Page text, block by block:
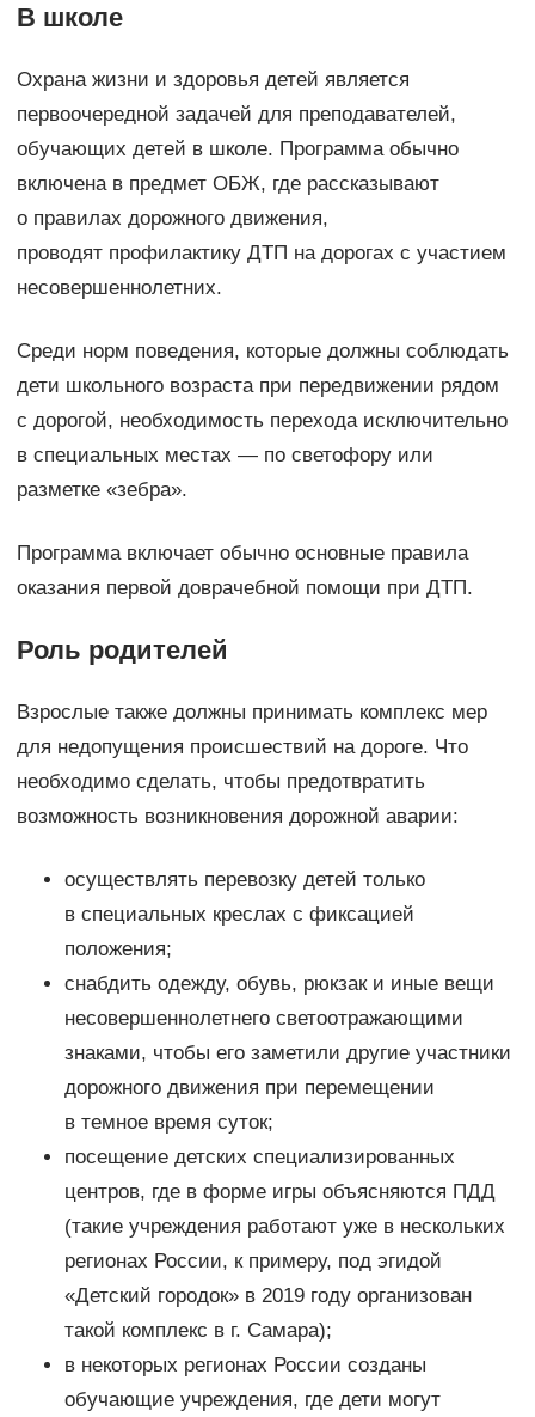
В школе
Охрана жизни и здоровья детей является
первоочередной задачей для преподавателей,
обучающих детей в школе. Программа обычно
включена в предмет ОБЖ, где рассказывают
о правилах дорожного движения,
проводят профилактику ДТП на дорогах с участием
несовершеннолетних.
Среди норм поведения, которые должны соблюдать
дети школьного возраста при передвижении рядом
с дорогой, необходимость перехода исключительно
в специальных местах — по светофору или
разметке «зебра».
Программа включает обычно основные правила
оказания первой доврачебной помощи при ДТП.
Роль родителей
Взрослые также должны принимать комплекс мер
для недопущения происшествий на дороге. Что
необходимо сделать, чтобы предотвратить
возможность возникновения дорожной аварии:
осуществлять перевозку детей только
в специальных креслах с фиксацией
положения;
снабдить одежду, обувь, рюкзак и иные вещи
несовершеннолетнего светоотражающими
знаками, чтобы его заметили другие участники
дорожного движения при перемещении
в темное время суток;
посещение детских специализированных
центров, где в форме игры объясняются ПДД
(такие учреждения работают уже в нескольких
регионах России, к примеру, под эгидой
«Детский городок» в 2019 году организован
такой комплекс в г. Самара);
в некоторых регионах России созданы
обучающие учреждения, где дети могут